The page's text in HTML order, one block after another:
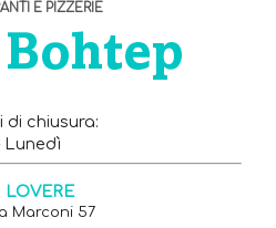
E PIZZERIE
di chiusura:
Lunedì
LOVERE
Marconi 57